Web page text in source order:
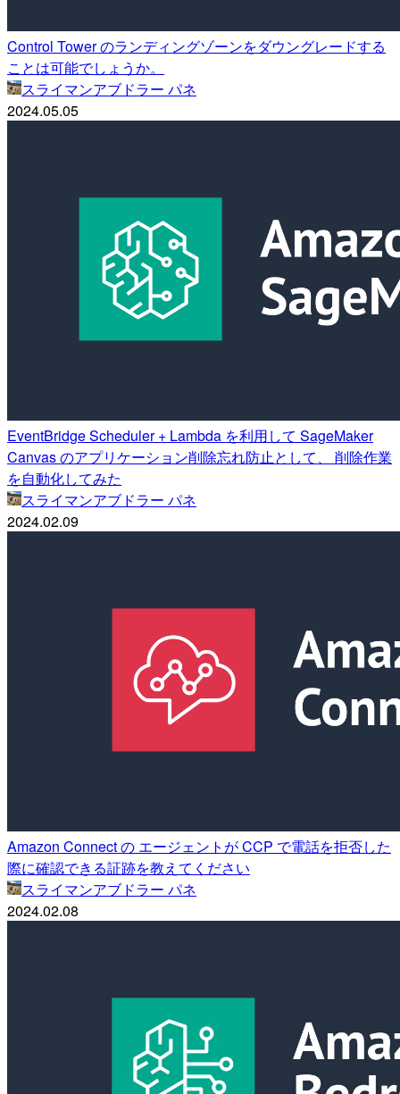
Control Tower のランディングゾーンをダウングレードする
ことは可能でしょうか。
スライマンアブドラー パネ
2024.05.05
EventBridge Scheduler + Lambda を利用して SageMaker
Canvas のアプリケーション削除忘れ防止として、 削除作業
を自動化してみた
スライマンアブドラー パネ
2024.02.09
Amazon Connect の エージェントが CCP で電話を拒否した
際に確認できる証跡を教えてください
スライマンアブドラー パネ
2024.02.08